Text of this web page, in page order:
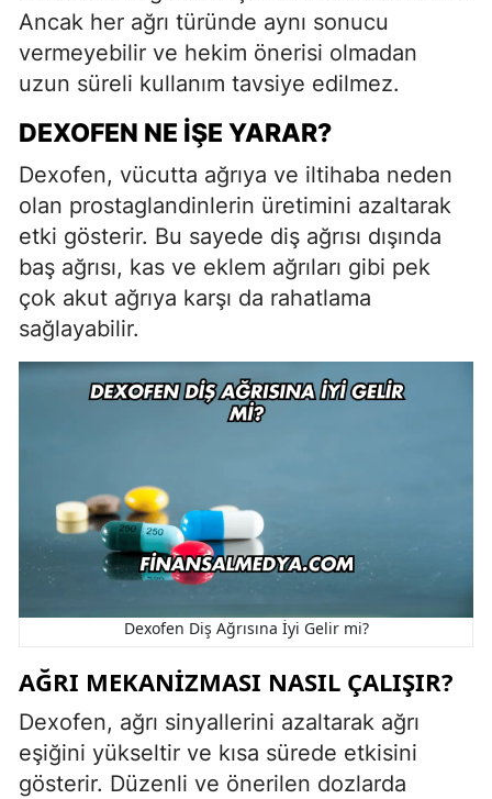
Ancak her ağrı türünde aynı sonucu
vermeyebilir ve hekim önerisi olmadan
uzun süreli kullanım tavsiye edilmez.
DEXOFEN NE İŞE YARAR?
Dexofen, vücutta ağrıya ve iltihaba neden
olan prostaglandinlerin üretimini azaltarak
etki gösterir. Bu sayede diş ağrısı dışında
baş ağrısı, kas ve eklem ağrıları gibi pek
çok akut ağrıya karşı da rahatlama
sağlayabilir.
Dexofen Diş Ağrısına İyi Gelir mi?
AĞRI MEKANIZMASI NASIL ÇALIŞIR?
Dexofen, ağrı sinyallerini azaltarak ağrı
eşiğini yükseltir ve kısa sürede etkisini
gösterir. Düzenli ve önerilen dozlarda